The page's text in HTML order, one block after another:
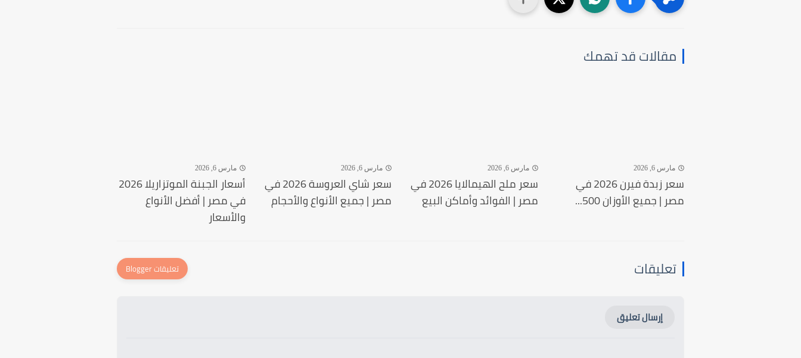
مقالات قد تهمك
مارس 6, 2026
سعر زبدة فيرن 2026 في
مصر | جميع الأوزان 500...
مارس 6, 2026
سعر ملح الهيمالايا 2026 في
مصر | الفوائد وأماكن البيع
مارس 6, 2026
سعر شاي العروسة 2026 في
مصر | جميع الأنواع والأحجام
مارس 6, 2026
أسعار الجبنة الموتزاريلا 2026
في مصر | أفضل الأنواع
والأسعار
تعليقات
إرسال تعليق